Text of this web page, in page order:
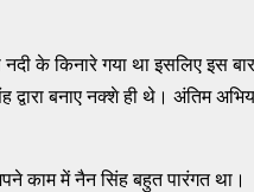
के किनारे गया था इसलिए इस बार
बनाए नक्शे ही थे। अंतिम
काम में नैन सिंह बहुत पारंगत था।